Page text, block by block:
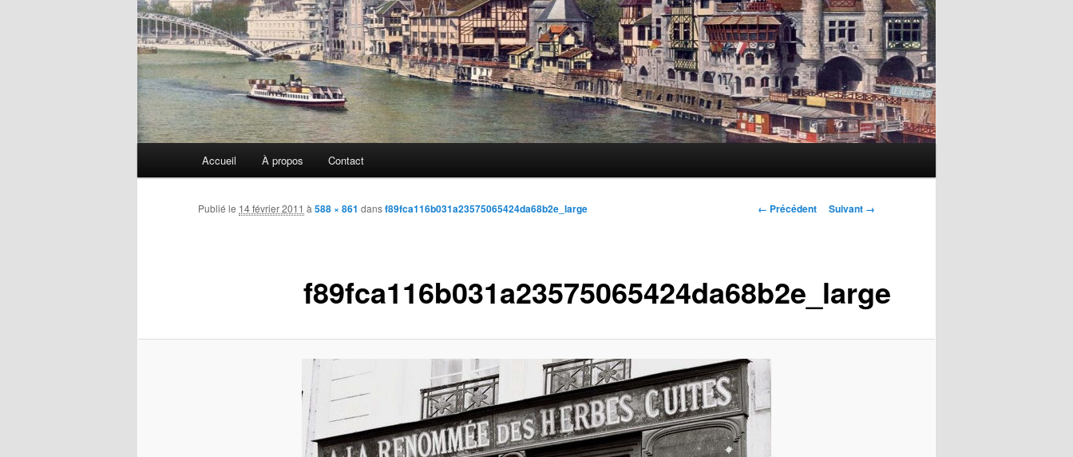
Accueil À propos Contact
Navigation
← Précédent Suivant →
f89fca116b031a23575065424da68b2e_large
Publié le 14 février 2011 à588 × 861 dansf89fca116b031a23575065424da68b2e_large